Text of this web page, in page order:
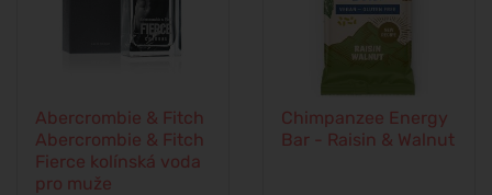
Abercrombie & Fitch
Abercrombie & Fitch
Fierce kolínská voda
pro muže
Chimpanzee Energy
Bar - Raisin & Walnut